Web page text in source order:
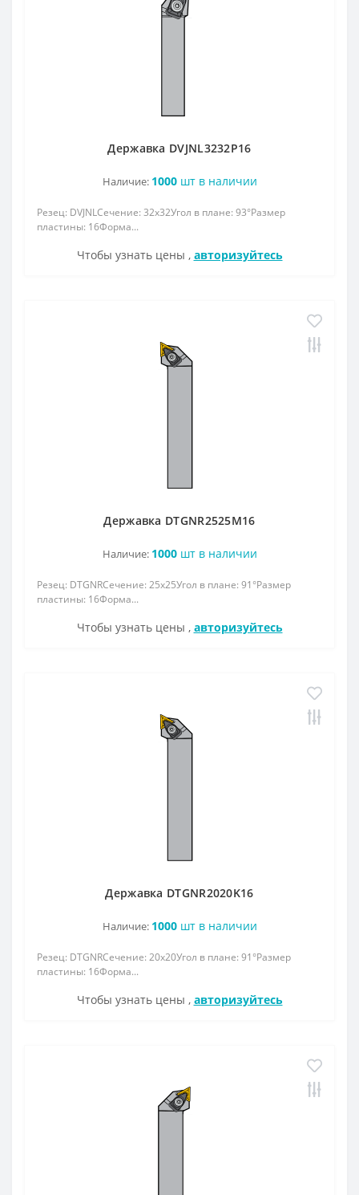
Державка DVJNL3232P16
Наличие: 1000шт в наличии
Резец: DVJNLСечение: 32x32Угол в плане: 93°Размер
пластины: 16Форма...
Чтобы узнать цены , авторизуйтесь
Державка DTGNR2525M16
Наличие: 1000шт в наличии
Резец: DTGNRСечение: 25x25Угол в плане: 91°Размер
пластины: 16Форма...
Чтобы узнать цены , авторизуйтесь
Державка DTGNR2020K16
Наличие: 1000шт в наличии
Резец: DTGNRСечение: 20x20Угол в плане: 91°Размер
пластины: 16Форма...
Чтобы узнать цены , авторизуйтесь